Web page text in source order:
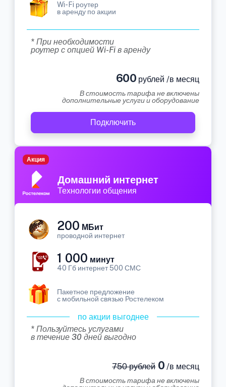
Wi-Fi роутер
в аренду по акции
* При необходимости
роутер с опцией Wi-Fi в аренду
600 рублей /в месяц
В стоимость тарифа не включены
дополнительные услуги и оборудование
Подключить
Домашний интернет
Технологии общения
Акция
200 МБит
проводной интернет
1 000 минут
40 Гб интернет 500 СМС
Пакетное предложение
с мобильной связью Ростелеком
по акции выгоднее
* Пользуйтесь услугами
в течение 30 дней выгодно
750 рублей0 /в месяц
В стоимость тарифа не включены